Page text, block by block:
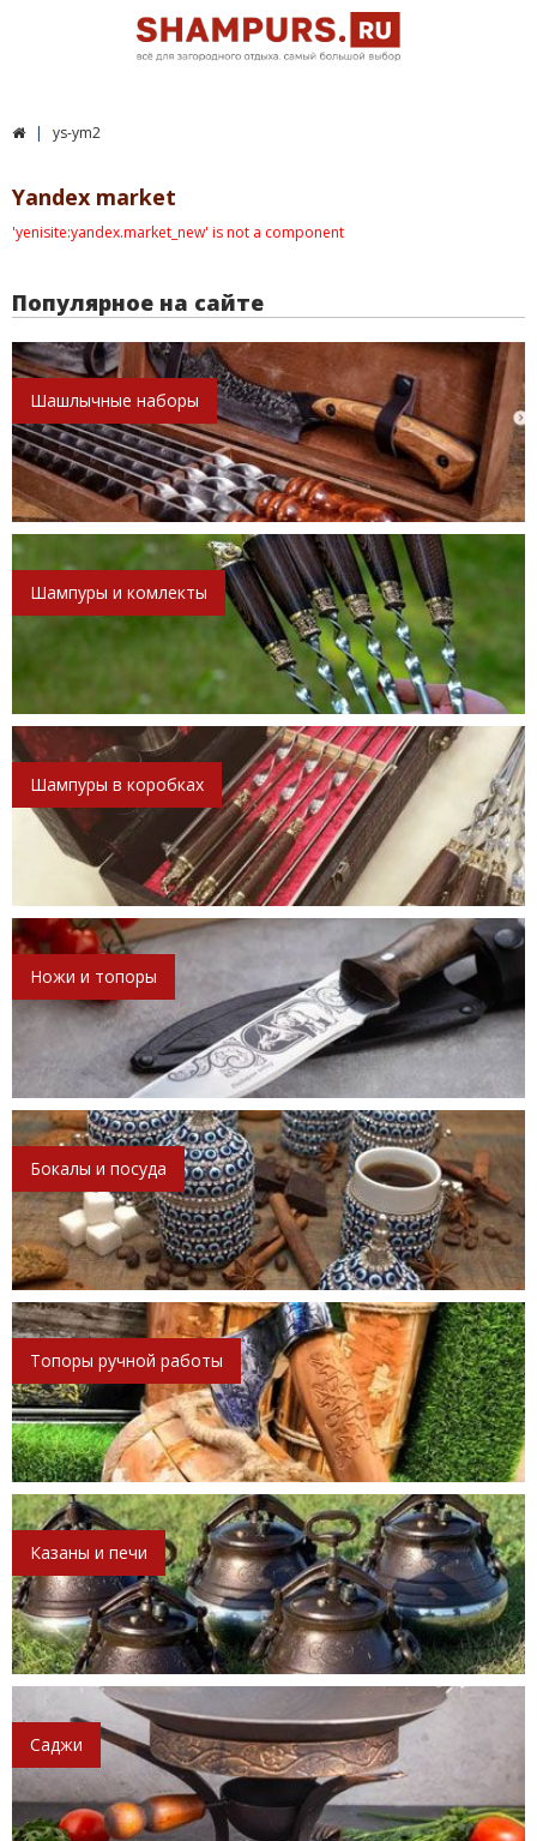
ys-ym2
Yandex market
'yenisite:yandex.market_new' is not a component
Популярное на сайте
Шашлычные наборы
Шампуры и комлекты
Шампуры в коробках
Ножи и топоры
Бокалы и посуда
Топоры ручной работы
Казаны и печи
Саджи